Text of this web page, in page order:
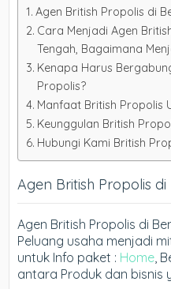
Agen British Propolis di
Cara Menjadi Agen
Tengah, Bagaimana
Kenapa Harus
Propolis?
Manfaat British Propolis
Keunggulan British
Hubungi Kami British
Agen British Propolis
Agen British Propolis di
Peluang usaha menjadi
untuk Info paket : Home,
antara Produk dan bisnis